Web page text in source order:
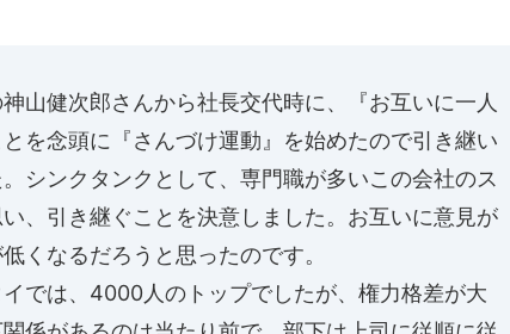
神山健次郎さんから社長交代時に、『お互いに一人
を念頭に『さんづけ運動』を始めたので引き継い
シンクタンクとして、専門職が多いこの会社のス
、引き継ぐことを決意しました。お互いに意見が
くなるだろうと思ったのです。
では、4000人のトップでしたが、権力格差が大